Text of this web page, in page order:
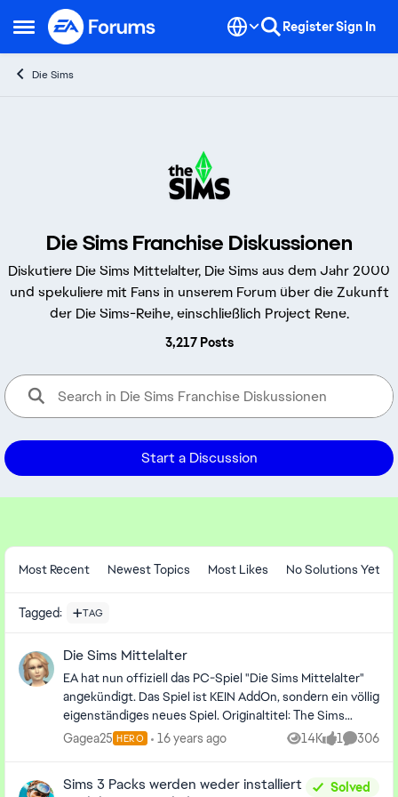
Open Side Menu
Skip to content RegisterSign In
Die Sims
Die Sims Franchise Diskussionen
Diskutiere Die Sims Mittelalter, Die Sims aus dem Jahr 2000
und spekuliere mit Fans in unserem Forum über die Zukunft
der Die Sims-Reihe, einschließlich Project Rene.
3,217 Posts
Start a Discussion
Most Recent Newest Topics Most Likes No Solutions Yet
Tagged: TAG
Die Sims Mittelalter
EA hat nun offiziell das PC-Spiel "Die Sims Mittelalter"
angekündigt. Das Spiel ist KEIN AddOn, sondern ein völlig
eigenständiges neues Spiel. Originaltitel: The Sims
Medieval Deutscher Titel: Die Sims Mittelalter
2011 können Spieler mit Die Sims Mittelalter von
Gagea25 HERO 16 years ago 14K
Views 1
like 306
Sims 3 Packs werden weder installiert
Solved